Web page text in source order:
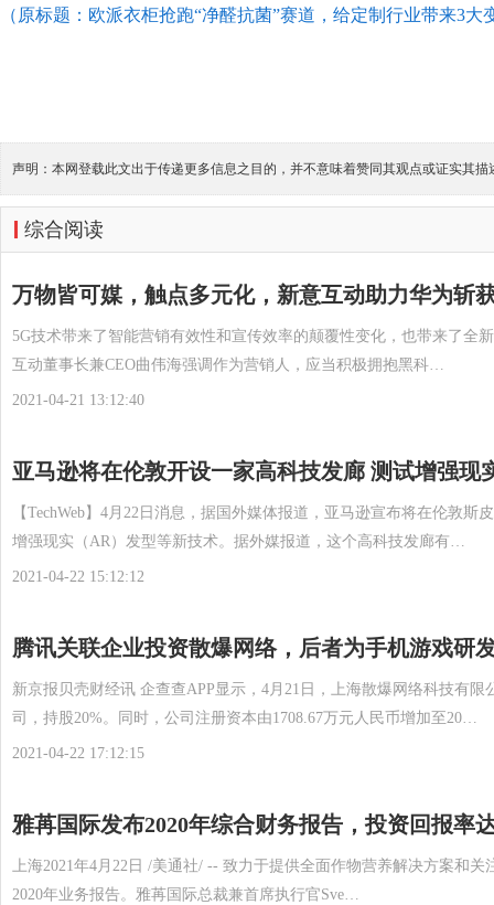
（原标题：欧派衣柜抢跑“净醛抗菌”赛道，给定制行业带来3大
声明：本网登载此文出于传递更多信息之目的，并不意味着赞同其观点或证实其描
综合阅读
万物皆可媒，触点多元化，新意互动助力华为斩
5G技术带来了智能营销有效性和宣传效率的颠覆性变化，也带来了全
互动董事长兼CEO曲伟海强调作为营销人，应当积极拥抱黑科…
2021-04-21 13:12:40
亚马逊将在伦敦开设一家高科技发廊 测试增强现
【TechWeb】4月22日消息，据国外媒体报道，亚马逊宣布将在伦敦
增强现实（AR）发型等新技术。据外媒报道，这个高科技发廊有…
2021-04-22 15:12:12
腾讯关联企业投资散爆网络，后者为手机游戏研
新京报贝壳财经讯 企查查APP显示，4月21日，上海散爆网络科技有
司，持股20%。同时，公司注册资本由1708.67万元人民币增加至20…
2021-04-22 17:12:15
雅苒国际发布2020年综合财务报告，投资回报率
上海2021年4月22日 /美通社/ -- 致力于提供全面作物营养解决方案和
2020年业务报告。雅苒国际总裁兼首席执行官Sve…